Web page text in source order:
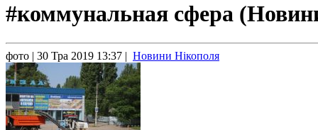
#коммунальная сфера
фото | 30 Тра 2019 13:37 | Новини Нікополя